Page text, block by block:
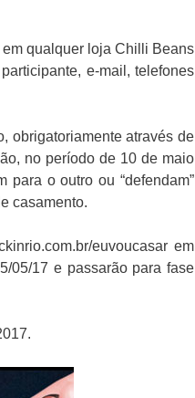
qualquer loja Chilli Beans
e-mail, telefones
obrigatoriamente através de
no período de 10 de maio
o outro ou “defendam”
casamento.
euvoucasar em
05/17 e passarão para fase